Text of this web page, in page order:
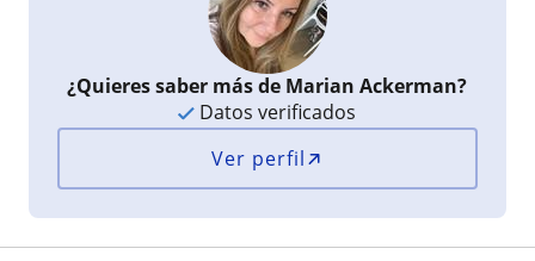
¿Quieres saber más de Marian Ackerman?
Datos verificados
Ver perfil